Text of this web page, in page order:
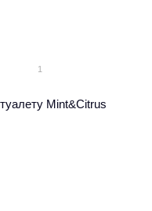
1
Mint&Citrus